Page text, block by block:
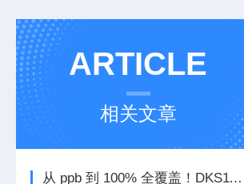
ARTICLE
相关文章
从 ppb 到 100% 全覆盖！DKS1100/1200 总硫分析仪，全量程轻松测